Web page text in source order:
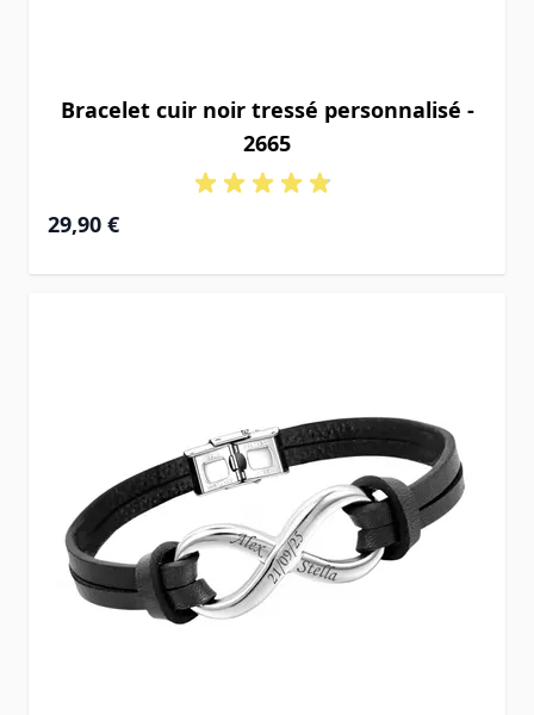
Bracelet cuir noir tressé personnalisé -
2665
29,90 €